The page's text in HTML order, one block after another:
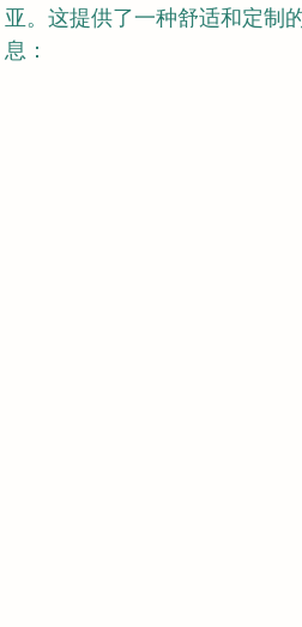
亚。这提供了一种舒适和定制
息：